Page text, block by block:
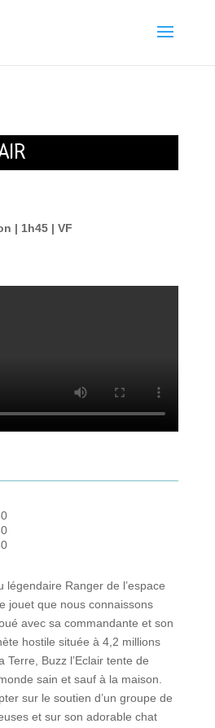
| 1h45 | VF
légendaire Ranger de l’espace
jouet que nous connaissons
avec sa commandante et son
hostile située à 4,2 millions
Terre, Buzz l’Eclair tente de
sain et sauf à la maison.
sur le soutien d’un groupe de
et sur son adorable chat